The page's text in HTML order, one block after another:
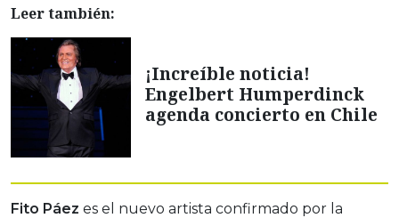
Leer también:
¡Increíble noticia!
Engelbert Humperdinck
agenda concierto en Chile
Fito Páez es el nuevo artista confirmado por la